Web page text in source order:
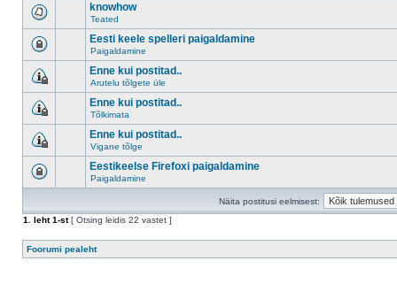
knowhow
Teated
Eesti keele spelleri paigaldamine
Paigaldamine
Enne kui postitad..
Arutelu tõlgete üle
Enne kui postitad..
Tõlkimata
Enne kui postitad..
Vigane tõlge
Eestikeelse Firefoxi paigaldamine
Paigaldamine
Näita postitusi eelmisest:
1
. leht1-st[ Otsing leidis 22 vastet ]
Foorumi pealeht